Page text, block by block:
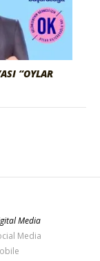
“OYLAR
Media
Media